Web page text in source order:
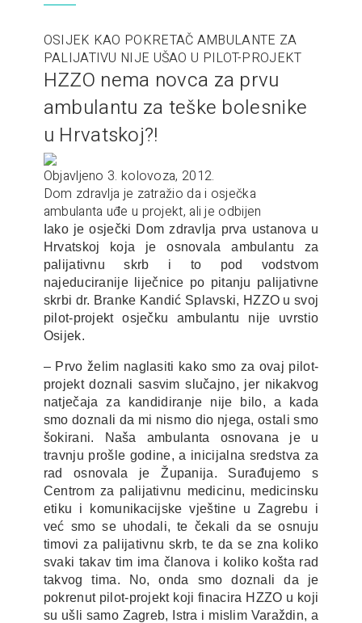
OSIJEK KAO POKRETAČ AMBULANTE ZA
PALIJATIVU NIJE UŠAO U PILOT-PROJEKT
HZZO nema novca za prvu
ambulantu za teške bolesnike
u Hrvatskoj?!
Objavljeno 3. kolovoza, 2012.
Dom zdravlja je zatražio da i osječka
ambulanta uđe u projekt, ali je odbijen
Iako je osječki Dom zdravlja prva ustanova u
Hrvatskoj koja je osnovala ambulantu za
palijativnu skrb i to pod vodstvom
najeduciranije liječnice po pitanju palijativne
skrbi dr. Branke Kandić Splavski, HZZO u svoj
pilot-projekt osječku ambulantu nije uvrstio
Osijek.
– Prvo želim naglasiti kako smo za ovaj pilot-
projekt doznali sasvim slučajno, jer nikakvog
natječaja za kandidiranje nije bilo, a kada
smo doznali da mi nismo dio njega, ostali smo
šokirani. Naša ambulanta osnovana je u
travnju prošle godine, a inicijalna sredstva za
rad osnovala je Županija. Surađujemo s
Centrom za palijativnu medicinu, medicinsku
etiku i komunikacijske vještine u Zagrebu i
već smo se uhodali, te čekali da se osnuju
timovi za palijativnu skrb, te da se zna koliko
svaki takav tim ima članova i koliko košta rad
takvog tima. No, onda smo doznali da je
pokrenut pilot-projekt koji finacira HZZO u koji
su ušli samo Zagreb, Istra i mislim Varaždin, a